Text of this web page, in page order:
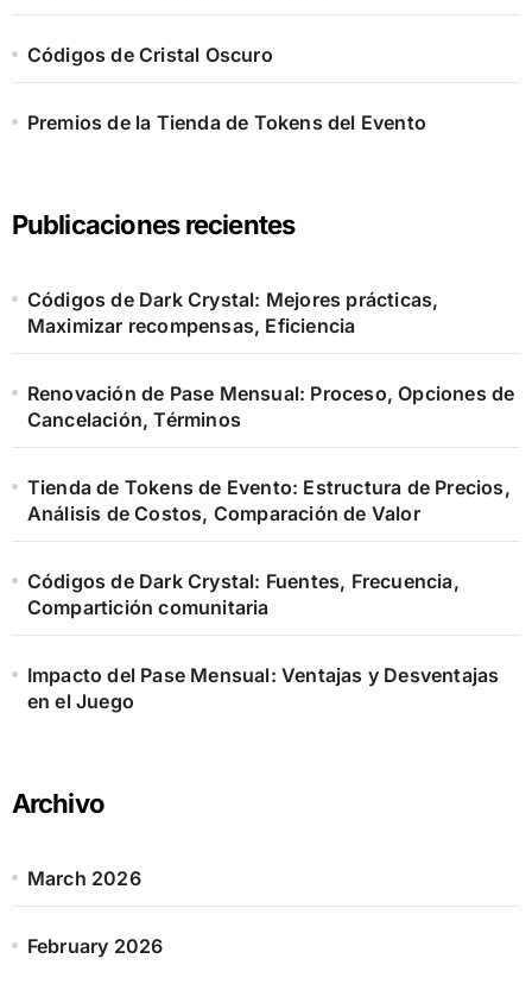
Códigos de Cristal Oscuro
Premios de la Tienda de Tokens del Evento
Publicaciones recientes
Códigos de Dark Crystal: Mejores prácticas,
Maximizar recompensas, Eficiencia
Renovación de Pase Mensual: Proceso, Opciones de
Cancelación, Términos
Tienda de Tokens de Evento: Estructura de Precios,
Análisis de Costos, Comparación de Valor
Códigos de Dark Crystal: Fuentes, Frecuencia,
Compartición comunitaria
Impacto del Pase Mensual: Ventajas y Desventajas
en el Juego
Archivo
March 2026
February 2026